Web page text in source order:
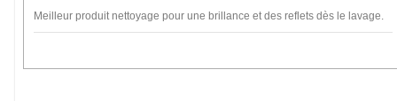
Meilleur produit nettoyage pour une brillance et des reflets dès le lavage.